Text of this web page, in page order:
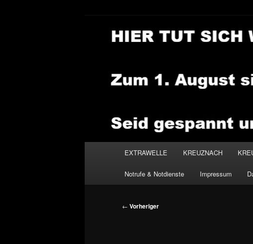
EXTRAWELLE KREUZNACH
Notrufe & Notdienste Impressum
Beitragsnavigation
← Vorheriger